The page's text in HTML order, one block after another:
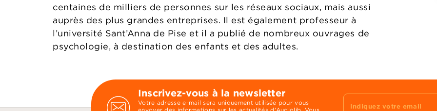
centaines de milliers de personnes sur les réseaux sociaux, mais aussi
auprès des plus grandes entreprises. Il est également professeur à
l’université Sant’Anna de Pise et il a publié de nombreux ouvrages de
psychologie, à destination des enfants et des adultes.
Inscrivez-vous à la newsletter
Votre adresse e-mail sera uniquement utilisée pour vous
Indiquez votre email